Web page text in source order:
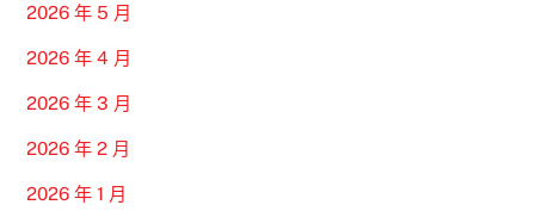
2026 年 5 月
2026 年 4 月
2026 年 3 月
2026 年 2 月
2026 年 1 月